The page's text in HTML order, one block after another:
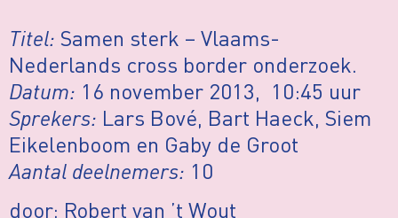
Titel: Samen sterk – Vlaams-
Nederlands cross border onderzoek.
Datum: 16 november 2013, 10:45 uur
Sprekers: Lars Bové, Bart Haeck, Siem
Eikelenboom en Gaby de Groot
Aantal deelnemers: 10
door: Robert van ’t Wout